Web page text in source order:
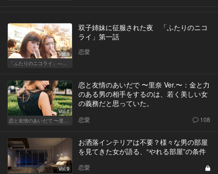
Vol.1
「ふたりのニコライ」―作家・柴崎竜人の恋愛ストーリー
双子姉妹に征服された夜 「ふたりのニコ
ライ」第一話
恋愛
Vol.1
恋と友情のあいだで 〜里奈 Ver.〜
恋と友情のあいだで 〜里奈 Ver.〜：金と力
のある男の相手をするのは、若く美しい女
の義務だと思っていた。
恋愛 108
Vol.9
お洒落インテリアは不要？様々な男の部屋
を見てきた女が語る、“やれる部屋”の条件
恋愛